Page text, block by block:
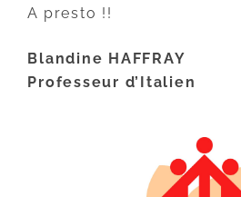
A presto !!
Blandine HAFFRAY
Professeur d’Italien